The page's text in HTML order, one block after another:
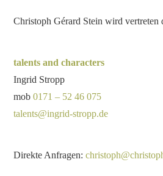
Christoph Gérard Stein wird vertreten
talents and characters
Ingrid Stropp
mob0171 – 52 46 075
talents@ingrid-stropp.de
Direkte Anfragen: